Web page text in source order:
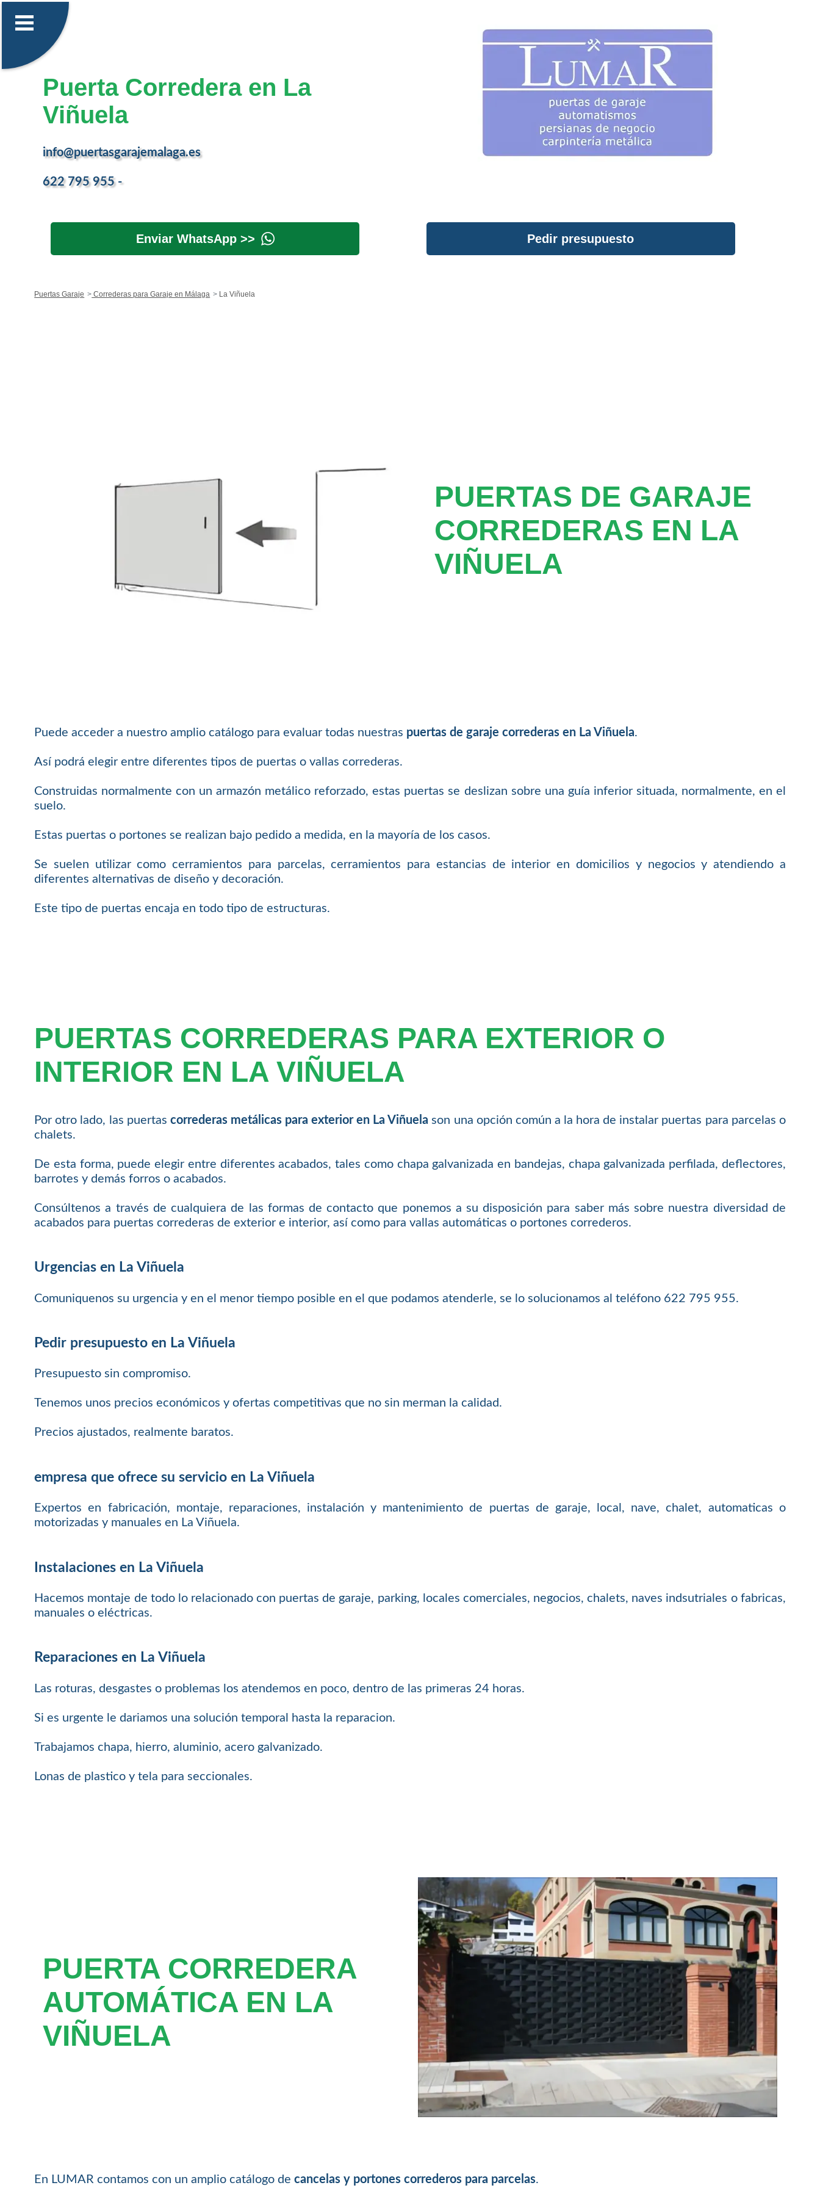
Puerta Corredera en La
Viñuela
info@puertasgarajemalaga.es
622 795 955 -
Enviar WhatsApp >> Pedir presupuesto
Puertas Garaje Correderas para Garaje en Málaga La Viñuela
PUERTAS DE GARAJE
CORREDERAS EN LA
VIÑUELA
Puede acceder a nuestro amplio catálogo para evaluar todas nuestras puertas de garaje correderas en La Viñuela.
Así podrá elegir entre diferentes tipos de puertas o vallas correderas.
Construidas normalmente con un armazón metálico reforzado, estas puertas se deslizan sobre una guía inferior situada, normalmente, en el
suelo.
Estas puertas o portones se realizan bajo pedido a medida, en la mayoría de los casos.
Se suelen utilizar como cerramientos para parcelas, cerramientos para estancias de interior en domicilios y negocios y atendiendo a
diferentes alternativas de diseño y decoración.
Este tipo de puertas encaja en todo tipo de estructuras.
PUERTAS CORREDERAS PARA EXTERIOR O
INTERIOR EN LA VIÑUELA
Por otro lado, las puertas correderas metálicas para exterior en La Viñuela son una opción común a la hora de instalar puertas para parcelas o
chalets.
De esta forma, puede elegir entre diferentes acabados, tales como chapa galvanizada en bandejas, chapa galvanizada perfilada, deflectores,
barrotes y demás forros o acabados.
Consúltenos a través de cualquiera de las formas de contacto que ponemos a su disposición para saber más sobre nuestra diversidad de
acabados para puertas correderas de exterior e interior, así como para vallas automáticas o portones correderos.
Urgencias en La Viñuela
Comuniquenos su urgencia y en el menor tiempo posible en el que podamos atenderle, se lo solucionamos al teléfono 622 795 955.
Pedir presupuesto en La Viñuela
Presupuesto sin compromiso.
Tenemos unos precios económicos y ofertas competitivas que no sin merman la calidad.
Precios ajustados, realmente baratos.
empresa que ofrece su servicio en La Viñuela
Expertos en fabricación, montaje, reparaciones, instalación y mantenimiento de puertas de garaje, local, nave, chalet, automaticas o
motorizadas y manuales en La Viñuela.
Instalaciones en La Viñuela
Hacemos montaje de todo lo relacionado con puertas de garaje, parking, locales comerciales, negocios, chalets, naves indsutriales o fabricas,
manuales o eléctricas.
Reparaciones en La Viñuela
Las roturas, desgastes o problemas los atendemos en poco, dentro de las primeras 24 horas.
Si es urgente le dariamos una solución temporal hasta la reparacion.
Trabajamos chapa, hierro, aluminio, acero galvanizado.
Lonas de plastico y tela para seccionales.
PUERTA CORREDERA
AUTOMÁTICA EN LA
VIÑUELA
En LUMAR contamos con un amplio catálogo decancelas y portones correderos para parcelas.